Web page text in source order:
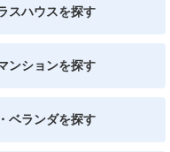
スハウスを探す
ンションを探す
ベランダを探す